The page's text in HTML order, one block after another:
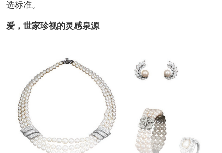
选标准。
爱，世家珍视的灵感泉源